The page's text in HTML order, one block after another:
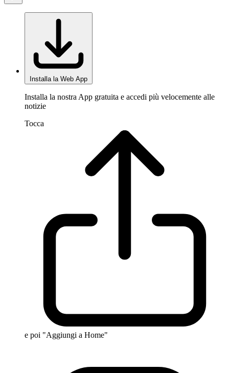
Installa la Web App
Installa la nostra App gratuita e accedi più velocemente alle
notizie
Tocca
e poi "Aggiungi a Home"